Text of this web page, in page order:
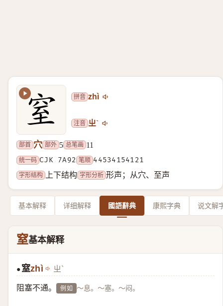
拼音 zhì
注音 ㄓˋ
部首 穴 部外 5 总笔画 11
统一码 CJK 7A92 笔顺 44534154121
字形结构
上下结构 字形分析 形声；从穴、至声
基本解释 详细解释 國語辭典 康熙字典 说文解
窒基本解释
● 窒zhì ㄓˋ
阻塞不通。 例如 ～息。～塞。～闷。